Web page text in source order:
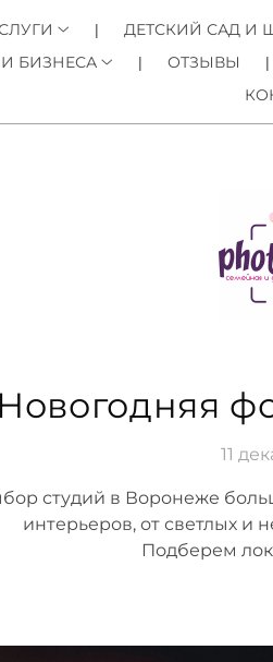
ДЕТСКИЙ САД И
БИЗНЕСА
ОТЗЫВЫ
Новогодняя
11
студий в Воронеже
интерьеров, от светлых и
Подберем